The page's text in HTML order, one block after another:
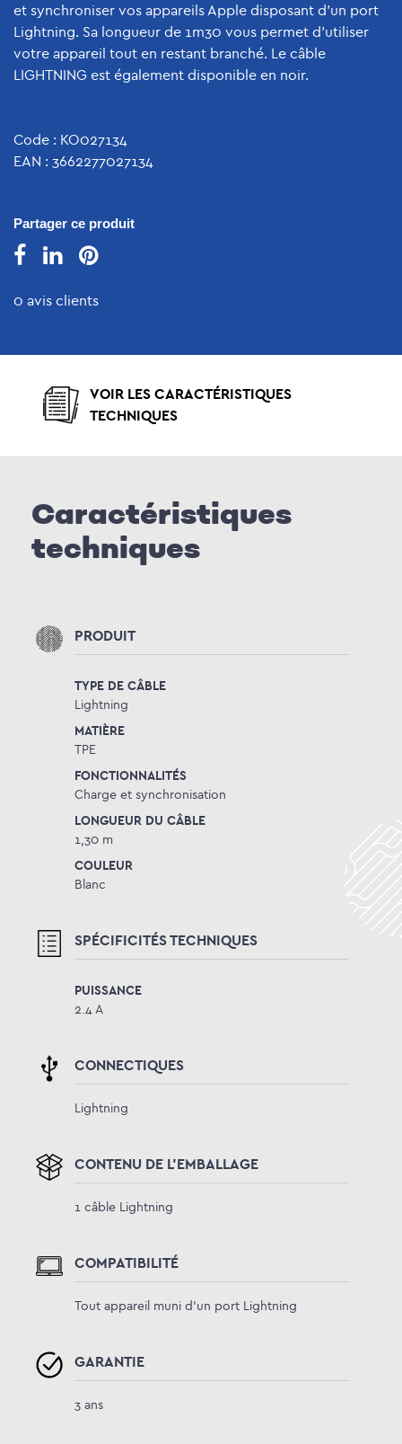
et synchroniser vos appareils Apple disposant d'un port
Lightning. Sa longueur de 1m30 vous permet d'utiliser
votre appareil tout en restant branché. Le câble
LIGHTNING est également disponible en noir.
Code : KO027134
EAN : 3662277027134
Partager ce produit
0 avis clients
VOIR LES CARACTÉRISTIQUES
TECHNIQUES
Caractéristiques
techniques
PRODUIT
TYPE DE CÂBLE
Lightning
MATIÈRE
TPE
FONCTIONNALITÉS
Charge et synchronisation
LONGUEUR DU CÂBLE
1,30 m
COULEUR
Blanc
SPÉCIFICITÉS TECHNIQUES
PUISSANCE
2.4 A
CONNECTIQUES
Lightning
CONTENU DE L'EMBALLAGE
1 câble Lightning
COMPATIBILITÉ
Tout appareil muni d’un port Lightning
GARANTIE
3 ans